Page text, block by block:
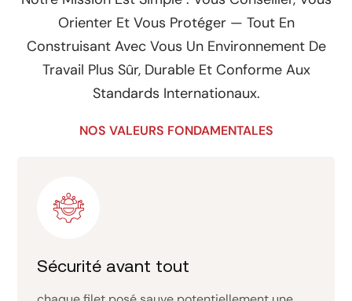
Orienter Et Vous Protéger — Tout En
Construisant Avec Vous Un Environnement De
Travail Plus Sûr, Durable Et Conforme Aux
Standards Internationaux.
NOS VALEURS FONDAMENTALES
Sécurité avant tout